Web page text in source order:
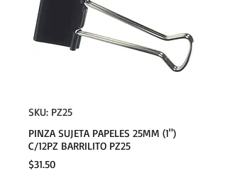
SKU: PZ25
PINZA SUJETA PAPELES 25MM (1")
C/12PZ BARRILITO PZ25
$31.50Precio